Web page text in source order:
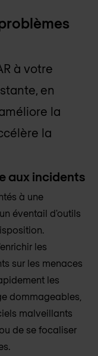
à votre
en
la
la
aux incidents
à une
éventail d'outils
les
sur les menaces
les
dommageables,
malveillants
de se focaliser